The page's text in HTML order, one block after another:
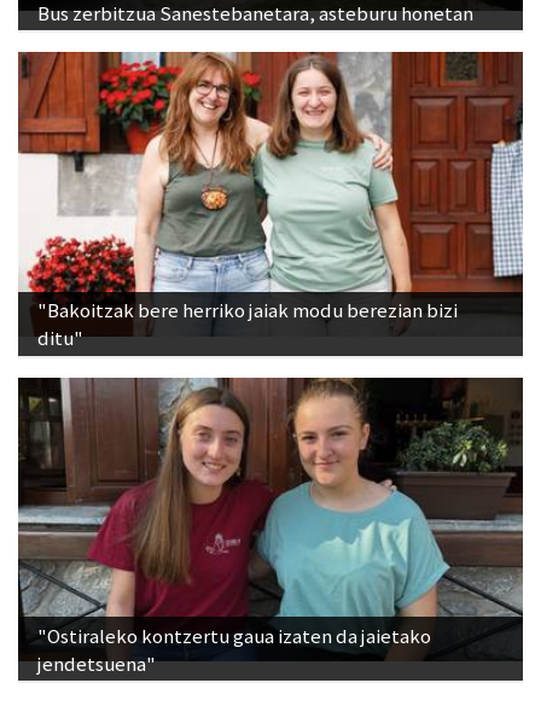
Bus zerbitzua Sanestebanetara, asteburu honetan
"Bakoitzak bere herriko jaiak modu berezian bizi
ditu"
"Ostiraleko kontzertu gaua izaten da jaietako
jendetsuena"